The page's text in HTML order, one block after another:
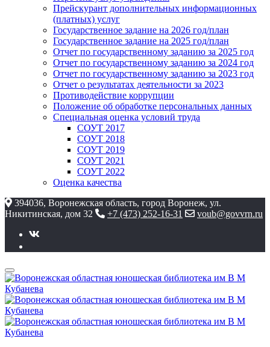
Прейскурант дополнительных информационных
(платных) услуг
Государственное задание на 2026 год/план
Государственное задание на 2025 год/план
Отчет по государственному заданию за 2025 год
Отчет по государственному заданию за 2024 год
Отчет по государственному заданию за 2023 год
Отчет о результатах деятельности за 2023
Противодействие коррупции
Положение об обработке персональных данных
Специальная оценка условий труда
СОУТ 2017
СОУТ 2018
СОУТ 2019
СОУТ 2021
СОУТ 2022
Оценка качества
394036, Воронежская область, город Воронеж, ул.
Никитинская, дом 32
+7 (473) 252-16-31 voub@govvrn.ru